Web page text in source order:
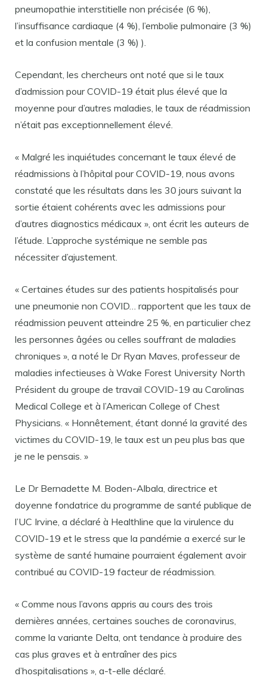
pneumopathie interstitielle non précisée (6 %),
l’insuffisance cardiaque (4 %), l’embolie pulmonaire (3 %)
et la confusion mentale (3 %) ).
Cependant, les chercheurs ont noté que si le taux
d’admission pour COVID-19 était plus élevé que la
moyenne pour d’autres maladies, le taux de réadmission
n’était pas exceptionnellement élevé.
« Malgré les inquiétudes concernant le taux élevé de
réadmissions à l’hôpital pour COVID-19, nous avons
constaté que les résultats dans les 30 jours suivant la
sortie étaient cohérents avec les admissions pour
d’autres diagnostics médicaux », ont écrit les auteurs de
l’étude. L’approche systémique ne semble pas
nécessiter d’ajustement.
« Certaines études sur des patients hospitalisés pour
une pneumonie non COVID… rapportent que les taux de
réadmission peuvent atteindre 25 %, en particulier chez
les personnes âgées ou celles souffrant de maladies
chroniques », a noté le Dr Ryan Maves, professeur de
maladies infectieuses à Wake Forest University North
Président du groupe de travail COVID-19 au Carolinas
Medical College et à l’American College of Chest
Physicians. « Honnêtement, étant donné la gravité des
victimes du COVID-19, le taux est un peu plus bas que
je ne le pensais. »
Le Dr Bernadette M. Boden-Albala, directrice et
doyenne fondatrice du programme de santé publique de
l’UC Irvine, a déclaré à Healthline que la virulence du
COVID-19 et le stress que la pandémie a exercé sur le
système de santé humaine pourraient également avoir
contribué au COVID-19 facteur de réadmission.
« Comme nous l’avons appris au cours des trois
dernières années, certaines souches de coronavirus,
comme la variante Delta, ont tendance à produire des
cas plus graves et à entraîner des pics
d’hospitalisations », a-t-elle déclaré.